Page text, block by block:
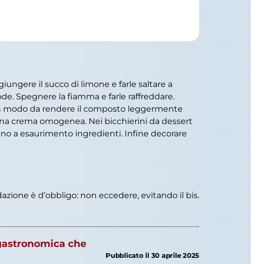
il succo di limone e farle saltare a
Spegnere la fiamma e farle raffreddare.
modo da rendere il composto leggermente
crema omogenea. Nei bicchierini da dessert
a esaurimento ingredienti. Infine decorare
è d’obbligo: non eccedere, evitando il bis.
che
Pubblicato il 30 aprile 2025